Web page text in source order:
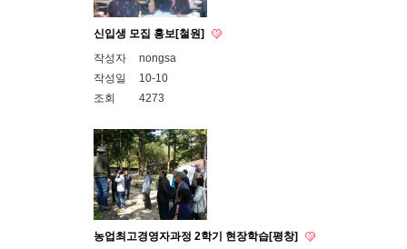
신입생 모집 홍보[철원]
작성자
nongsa
작성일
10-10
조회
4273
농업최고경영자과정 2학기 현장학습[평창]